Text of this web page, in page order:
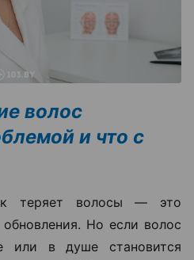
волос
и что с
теряет волосы — это
Но если волос
или в душе становится